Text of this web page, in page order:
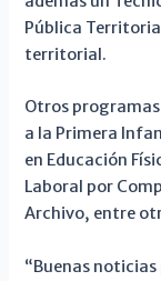
Pública
territorial.
Otros
a la Primera
en Educación
Laboral por
Archivo, entre
“Buenas